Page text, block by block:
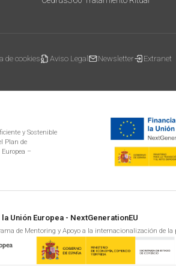
de cookies Aviso Legal Newsletter Extranet
y Sostenible
Plan de
–
Unión Europea - NextGenerationEU
de Mentoring y Apoyo a la internacionalización de la